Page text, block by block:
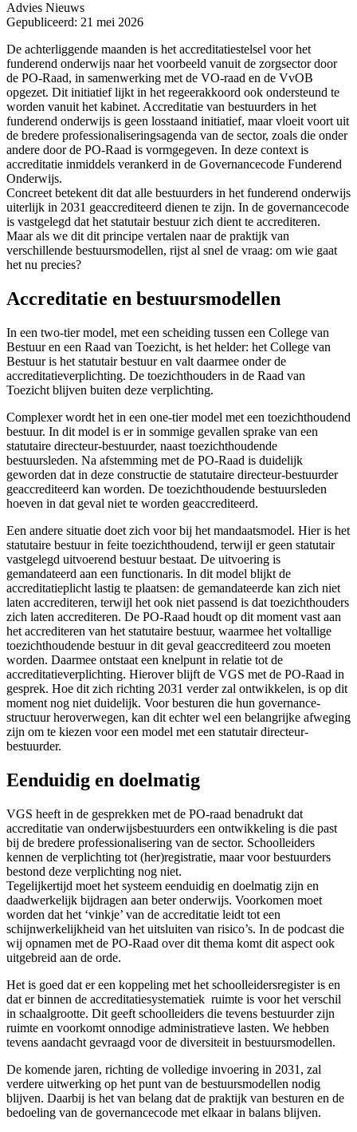
Advies Nieuws
Gepubliceerd: 21 mei 2026
De achterliggende maanden is het accreditatiestelsel voor het
funderend onderwijs naar het voorbeeld vanuit de zorgsector door
de PO-Raad, in samenwerking met de VO-raad en de VvOB
opgezet. Dit initiatief lijkt in het regeerakkoord ook ondersteund te
worden vanuit het kabinet. Accreditatie van bestuurders in het
funderend onderwijs is geen losstaand initiatief, maar vloeit voort uit
de bredere professionaliseringsagenda van de sector, zoals die onder
andere door de PO-Raad is vormgegeven. In deze context is
accreditatie inmiddels verankerd in de Governancecode Funderend
Onderwijs.
Concreet betekent dit dat alle bestuurders in het funderend onderwijs
uiterlijk in 2031 geaccrediteerd dienen te zijn. In de governancecode
is vastgelegd dat het statutair bestuur zich dient te accrediteren.
Maar als we dit dit principe vertalen naar de praktijk van
verschillende bestuursmodellen, rijst al snel de vraag: om wie gaat
het nu precies?
Accreditatie en bestuursmodellen
In een two-tier model, met een scheiding tussen een College van
Bestuur en een Raad van Toezicht, is het helder: het College van
Bestuur is het statutair bestuur en valt daarmee onder de
accreditatieverplichting. De toezichthouders in de Raad van
Toezicht blijven buiten deze verplichting.
Complexer wordt het in een one-tier model met een toezichthoudend
bestuur. In dit model is er in sommige gevallen sprake van een
statutaire directeur-bestuurder, naast toezichthoudende
bestuursleden. Na afstemming met de PO-Raad is duidelijk
geworden dat in deze constructie de statutaire directeur-bestuurder
geaccrediteerd kan worden. De toezichthoudende bestuursleden
hoeven in dat geval niet te worden geaccrediteerd.
Een andere situatie doet zich voor bij het mandaatsmodel. Hier is het
statutaire bestuur in feite toezichthoudend, terwijl er geen statutair
vastgelegd uitvoerend bestuur bestaat. De uitvoering is
gemandateerd aan een functionaris. In dit model blijkt de
accreditatieplicht lastig te plaatsen: de gemandateerde kan zich niet
laten accrediteren, terwijl het ook niet passend is dat toezichthouders
zich laten accrediteren. De PO-Raad houdt op dit moment vast aan
het accrediteren van het statutaire bestuur, waarmee het voltallige
toezichthoudende bestuur in dit geval geaccrediteerd zou moeten
worden. Daarmee ontstaat een knelpunt in relatie tot de
accreditatieverplichting. Hierover blijft de VGS met de PO-Raad in
gesprek. Hoe dit zich richting 2031 verder zal ontwikkelen, is op dit
moment nog niet duidelijk. Voor besturen die hun governance-
structuur heroverwegen, kan dit echter wel een belangrijke afweging
zijn om te kiezen voor een model met een statutair directeur-
bestuurder.
Eenduidig en doelmatig
VGS heeft in de gesprekken met de PO-raad benadrukt dat
accreditatie van onderwijsbestuurders een ontwikkeling is die past
bij de bredere professionalisering van de sector. Schoolleiders
kennen de verplichting tot (her)registratie, maar voor bestuurders
bestond deze verplichting nog niet.
Tegelijkertijd moet het systeem eenduidig en doelmatig zijn en
daadwerkelijk bijdragen aan beter onderwijs. Voorkomen moet
worden dat het ‘vinkje’ van de accreditatie leidt tot een
schijnwerkelijkheid van het uitsluiten van risico’s. In de podcast die
wij opnamen met de PO-Raad over dit thema komt dit aspect ook
uitgebreid aan de orde.
Het is goed dat er een koppeling met het schoolleidersregister is en
dat er binnen de accreditatiesystematiek ruimte is voor het verschil
in schaalgrootte. Dit geeft schoolleiders die tevens bestuurder zijn
ruimte en voorkomt onnodige administratieve lasten. We hebben
tevens aandacht gevraagd voor de diversiteit in bestuursmodellen.
De komende jaren, richting de volledige invoering in 2031, zal
verdere uitwerking op het punt van de bestuursmodellen nodig
blijven. Daarbij is het van belang dat de praktijk van besturen en de
bedoeling van de governancecode met elkaar in balans blijven.